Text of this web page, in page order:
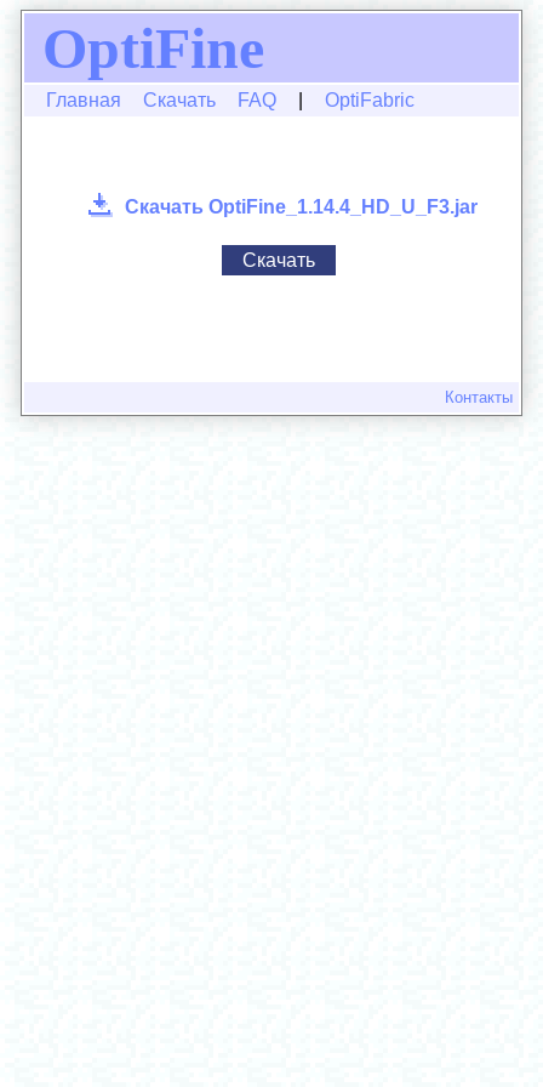
OptiFine
Главная Скачать FAQ OptiFabric
Скачать OptiFine_1.14.4_HD_U_F3.jar
Скачать
Контакты